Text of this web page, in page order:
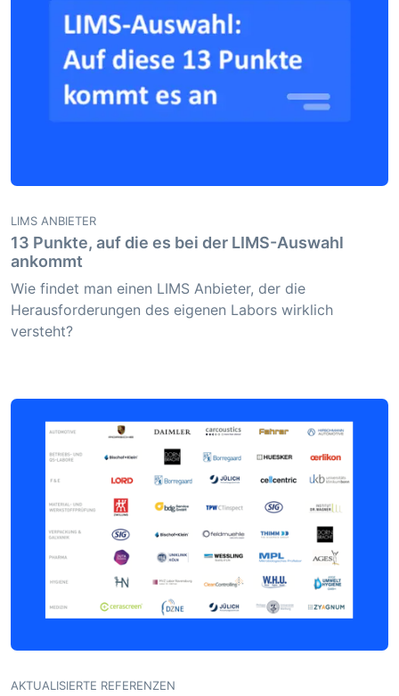
LIMS ANBIETER
13 Punkte, auf die es bei der LIMS-Auswahl
ankommt
Wie findet man einen LIMS Anbieter, der die
Herausforderungen des eigenen Labors wirklich
versteht?
AKTUALISIERTE REFERENZEN